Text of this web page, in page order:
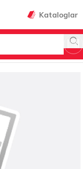
Kataloglar